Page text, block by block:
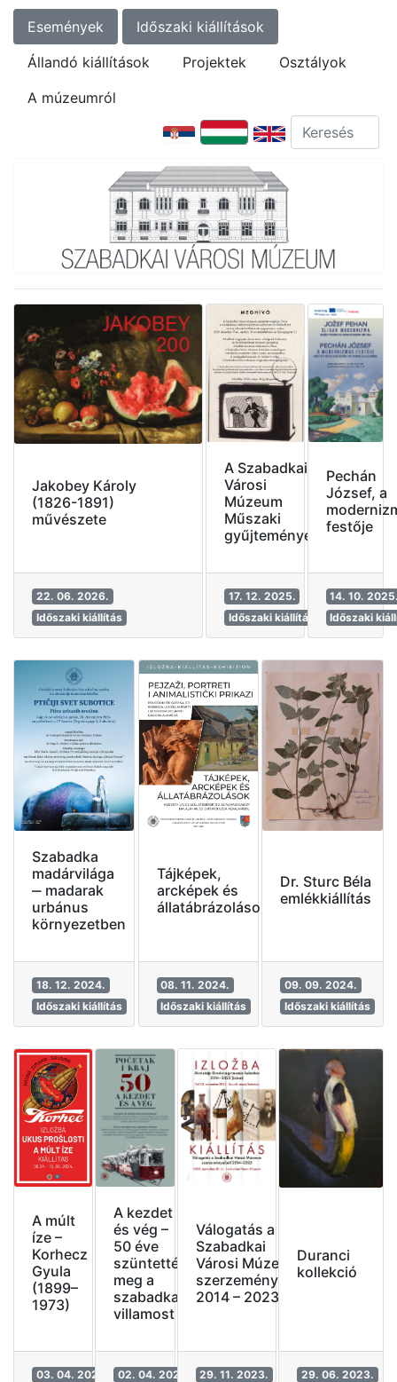
Események
Időszaki kiállítások
Állandó kiállítások
Projektek
Osztályok
A múzeumról
Jakobey Károly
(1826-1891)
művészete
22. 06. 2026.
Időszaki kiállítás
A Szabadkai
Városi
Múzeum
Műszaki
gyűjteménye
17. 12. 2025.
Időszaki kiállítás
Pechán
József, a
festője
14. 10.
Időszaki
Szabadka
madárvilága
‒ madarak
urbánus
környezetben
18. 12. 2024.
Időszaki kiállítás
Tájképek,
arcképek és
állatábrázolások
08. 11. 2024.
Időszaki kiállítás
Dr. Sturc Béla
emlékkiállítás
09. 09. 2024.
Időszaki kiállítás
A múlt
íze –
Korhecz
Gyula
(1899–
1973)
03. 04. 2024.
A kezdet
és vég –
50 éve
szüntették
meg a
szabadkai
villamost
02. 04. 2024.
Válogatás a
Szabadkai
Városi Múzeum
szerzeményeiből
2014 – 2023
29. 11. 2023.
Duranci
kollekció
29. 06. 2023.